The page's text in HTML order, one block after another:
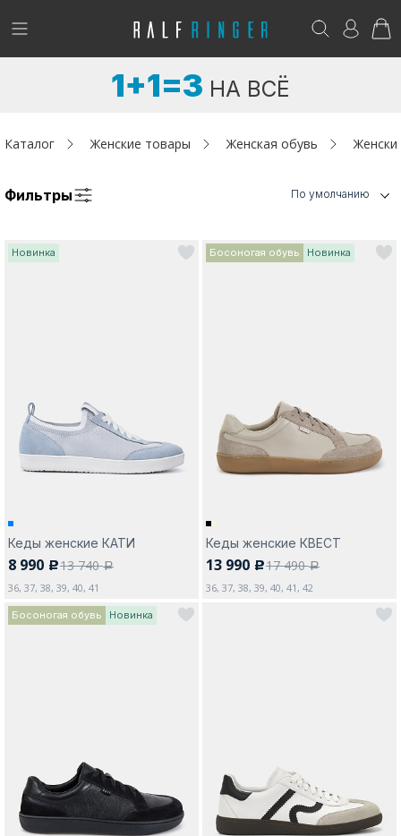
!
Женщинам
Да, все верно Изменить город
Возникли вопросы? - club@ralf.ru
1+1=3 НА ВСЁ
Каталог Женские товары Женская обувь
Фильтры По умолчанию
Новинка
Кеды женские КАТИ
8 990 c13 740a
36, 37, 38, 39, 40, 41
Босоногая обувь Новинка
Кеды женские КВЕСТ
13 990 c17 490a
36, 37, 38, 39, 40, 41, 42
Босоногая обувь Новинка